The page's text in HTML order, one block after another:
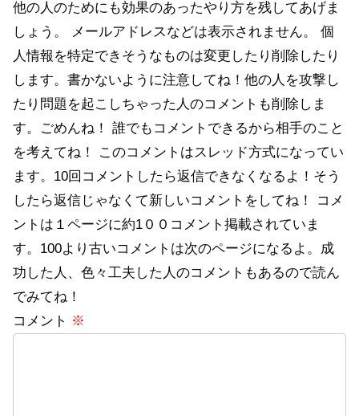
他の人のためにも効果のあったやり方を残してあげま
しょう。 メールアドレスなどは表示されません。 個
人情報を特定できそうなものは変更したり削除したり
します。書かないように注意してね！他の人を攻撃し
たり問題を起こしちゃった人のコメントも削除しま
す。ごめんね！ 誰でもコメントできるから相手のこと
を考えてね！ このコメントはスレッド方式になってい
ます。10回コメントしたら返信できなくなるよ！そう
したら返信じゃなくて新しいコメントをしてね！ コメ
ントは１ページに約1００コメント掲載されていま
す。100より古いコメントは次のページになるよ。成
功した人、色々工夫した人のコメントもあるので読ん
でみてね！
コメント ※